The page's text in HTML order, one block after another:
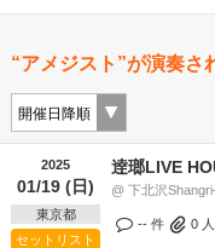
“アメジスト”が演奏さ
2025
01/19 (日)
東京都
セットリスト
逹瑯LIVE
@ 下北沢
-- 件 0 人